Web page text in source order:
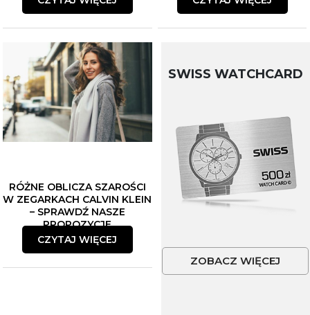
RÓŻNE OBLICZA SZAROŚCI
W ZEGARKACH CALVIN KLEIN
– SPRAWDŹ NASZE
PROPOZYCJE
CZYTAJ WIĘCEJ
SWISS WATCHCARD
ZOBACZ WIĘCEJ